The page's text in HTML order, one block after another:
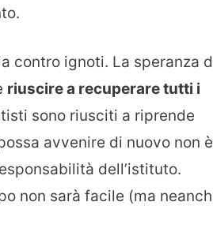
contro ignoti. La speranza
riuscire a recuperare tutti i
sono riusciti a riprende
avvenire di nuovo non è
dell’istituto.
non sarà facile (ma